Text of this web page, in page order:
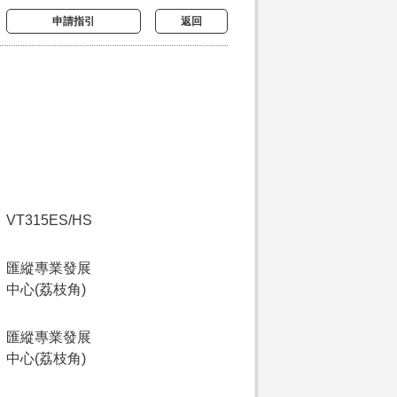
申請指引 返回
VT315ES/HS
匯縱專業發展
中心(荔枝角)
匯縱專業發展
中心(荔枝角)